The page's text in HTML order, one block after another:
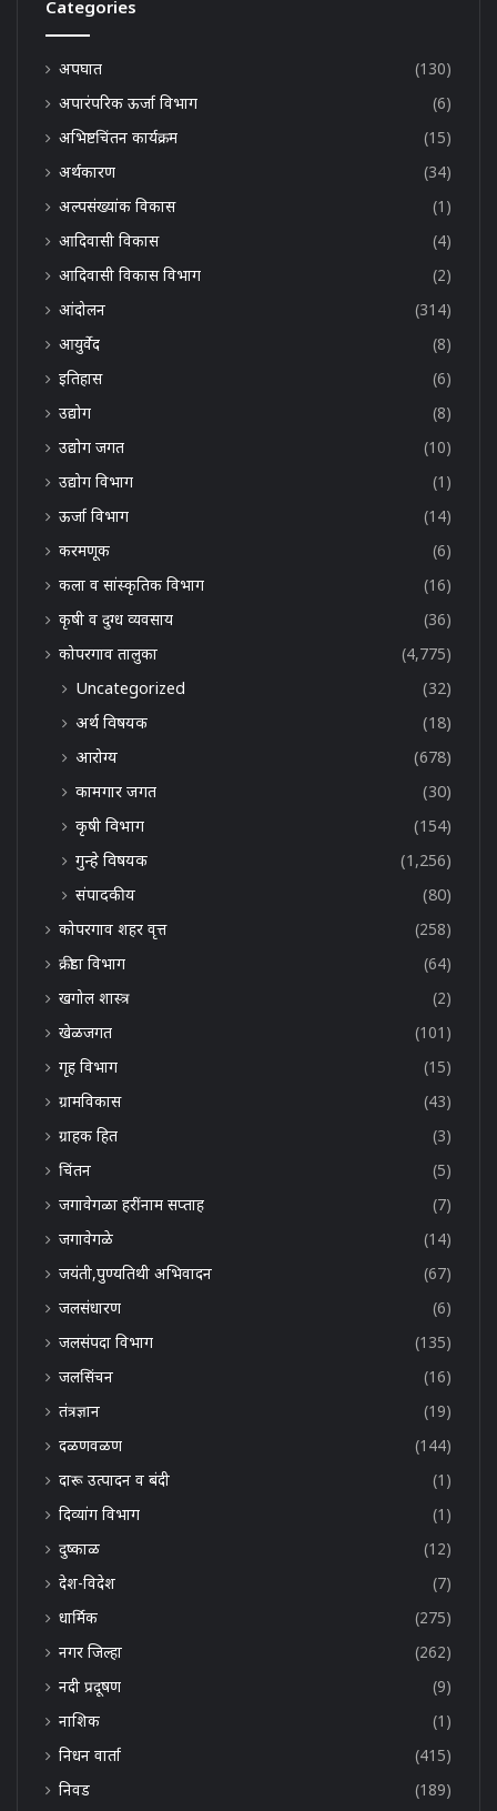
Categories
अपघात
(130)
अपारंपरिक ऊर्जा विभाग
(6)
अभिष्टचिंतन कार्यक्रम
(15)
अर्थकारण
(34)
अल्पसंख्यांक विकास
(1)
आदिवासी विकास
(4)
आदिवासी विकास विभाग
(2)
आंदोलन
(314)
आयुर्वेद
(8)
इतिहास
(6)
उद्योग
(8)
उद्योग जगत
(10)
उद्योग विभाग
(1)
ऊर्जा विभाग
(14)
करमणूक
(6)
कला व सांस्कृतिक विभाग
(16)
कृषी व दुग्ध व्यवसाय
(36)
कोपरगाव तालुका
(4,775)
Uncategorized
(32)
अर्थ विषयक
(18)
आरोग्य
(678)
कामगार जगत
(30)
कृषी विभाग
(154)
गुन्हे विषयक
(1,256)
संपादकीय
(80)
कोपरगाव शहर वृत्त
(258)
क्रीडा विभाग
(64)
खगोल शास्त्र
(2)
खेळजगत
(101)
गृह विभाग
(15)
ग्रामविकास
(43)
ग्राहक हित
(3)
चिंतन
(5)
जगावेगळा हरींनाम सप्ताह
(7)
जगावेगळे
(14)
जयंती,पुण्यतिथी अभिवादन
(67)
जलसंधारण
(6)
जलसंपदा विभाग
(135)
जलसिंचन
(16)
तंत्रज्ञान
(19)
दळणवळण
(144)
दारू उत्पादन व बंदी
(1)
दिव्यांग विभाग
(1)
दुष्काळ
(12)
देश-विदेश
(7)
धार्मिक
(275)
नगर जिल्हा
(262)
नदी प्रदूषण
(9)
नाशिक
(1)
निधन वार्ता
(415)
निवड
(189)